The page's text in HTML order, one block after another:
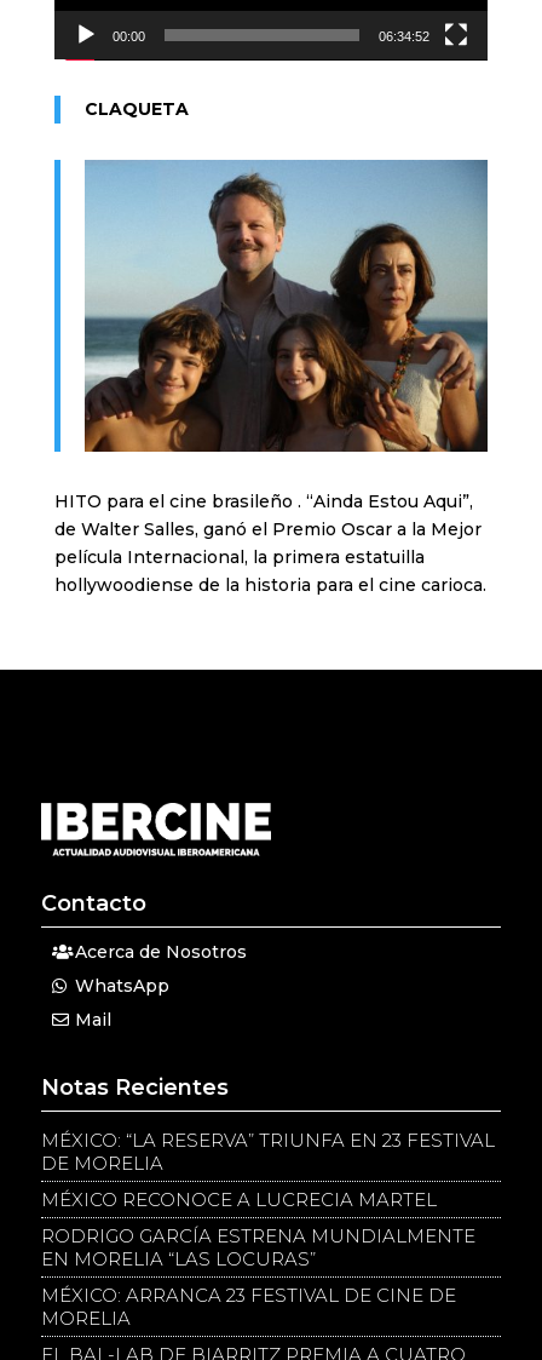
00:00 06:34:52
CLAQUETA
HITO para el cine brasileño . “Ainda Estou Aqui”,
de Walter Salles, ganó el Premio Oscar a la Mejor
película Internacional, la primera estatuilla
hollywoodiense de la historia para el cine carioca.
Contacto
Acerca de Nosotros
WhatsApp
Mail
Notas Recientes
MÉXICO: “LA RESERVA” TRIUNFA EN 23 FESTIVAL
DE MORELIA
MÉXICO RECONOCE A LUCRECIA MARTEL
RODRIGO GARCÍA ESTRENA MUNDIALMENTE
EN MORELIA “LAS LOCURAS”
MÉXICO: ARRANCA 23 FESTIVAL DE CINE DE
MORELIA
EL BAL-LAB DE BIARRITZ PREMIA A CUATRO